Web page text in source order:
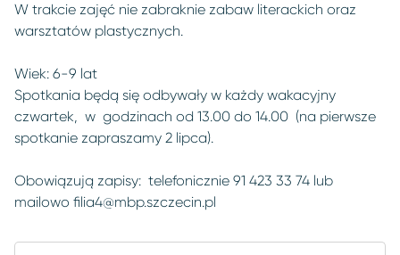
W trakcie zajęć nie zabraknie zabaw literackich oraz
warsztatów plastycznych.
Wiek: 6-9 lat
Spotkania będą się odbywały w każdy wakacyjny
czwartek, w godzinach od 13.00 do 14.00 (na pierwsze
spotkanie zapraszamy 2 lipca).
Obowiązują zapisy: telefonicznie 91 423 33 74 lub
mailowo filia4@mbp.szczecin.pl